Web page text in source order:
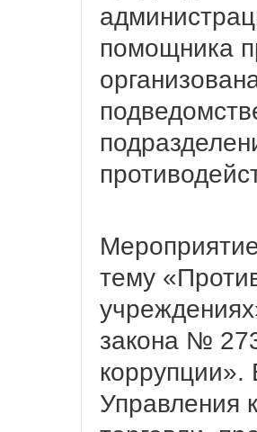
помощника
тему
закона №
коррупции».
Управления